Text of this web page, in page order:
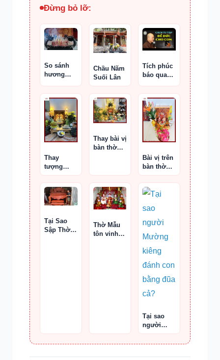
Đừng bỏ lỡ:
So sánh
hương
cúng tổ
tiên
Chầu Năm
Suối Lân
Tích phúc
báo quan
tiền bạc
không
Thay
tượng
Thần Tài
khi bị vỡ
Thay bài vị
bàn thờ
Bài vị trên
bàn thờ
Thần Tài
Tại Sao
Sập Thờ
Thờ Mẫu
tôn vinh
Tại sao
người
Mường
kiêng